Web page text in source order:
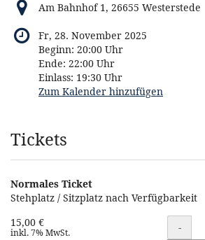
Am Bahnhof 1, 26655 Westerstede
Fr, 28. November 2025
Beginn: 20:00 Uhr
Ende: 22:00 Uhr
Einlass: 19:30 Uhr
Zum Kalender hinzufügen
Produkte
Tickets
Normales Ticket
Stehplatz / Sitzplatz nach Verfügbarkeit
15,00 €
inkl. 7% MwSt. Menge
-